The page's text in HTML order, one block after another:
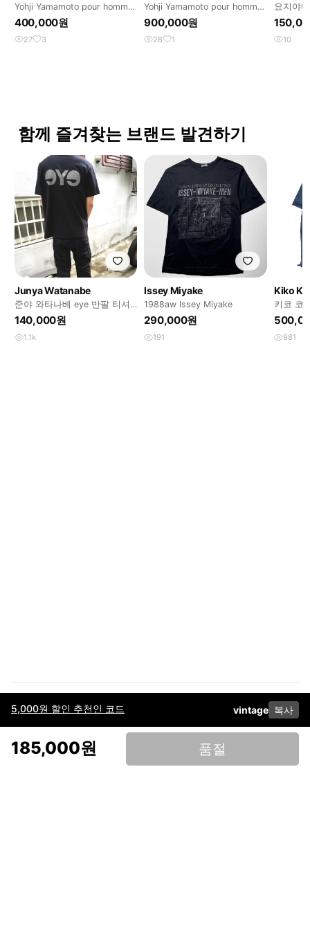
5,000원 할인 추천인 코드 vintage 복사
185,000원 품절
Yohji Yamamoto pour homme
15ss 데님 셔츠
400,000원
27 3
Yohji Yamamoto pour homme
15ss 데님 셋업
900,000원
28 1
요지야
10
함께 즐겨찾는 브랜드 발견하기
Junya Watanabe
준야 와타나베 eye 반팔 티셔
츠
140,000원
1.1k
Issey Miyake
1988aw Issey Miyake
290,000원
191
Kiko
키코 코
탁 폴로
981
이용약관고객센터판매개인정보 처리방침사업자 정보다운로드